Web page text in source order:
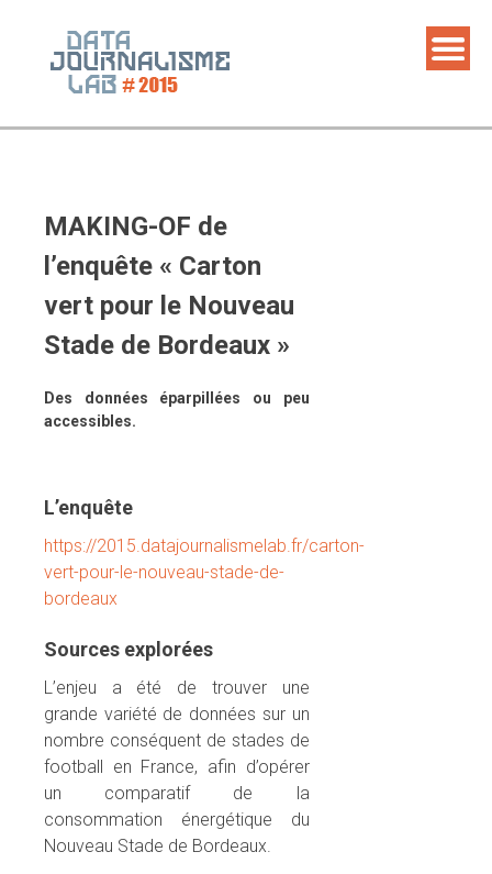
content
MAKING-OF de
l’enquête « Carton
vert pour le Nouveau
Stade de Bordeaux »
Des données éparpillées ou peu
accessibles.
L’enquête
https://2015.datajournalismelab.fr/carton-
vert-pour-le-nouveau-stade-de-
bordeaux
Sources explorées
L’enjeu a été de trouver une
grande variété de données sur un
nombre conséquent de stades de
football en France, afin d’opérer
un comparatif de la
consommation énergétique du
Nouveau Stade de Bordeaux.